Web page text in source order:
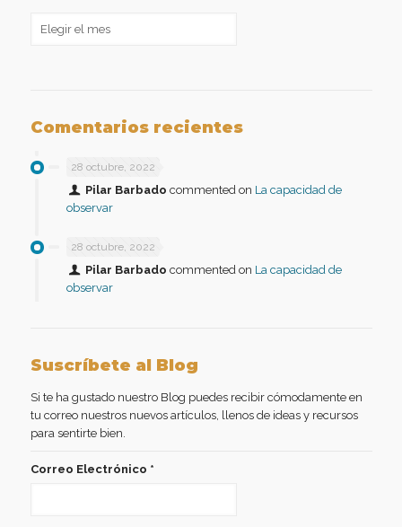
Comentarios recientes
28 octubre, 2022
Pilar Barbado commented on La capacidad de
observar
28 octubre, 2022
Pilar Barbado commented on La capacidad de
observar
Suscríbete al Blog
Si te ha gustado nuestro Blog puedes recibir cómodamente en
tu correo nuestros nuevos artículos, llenos de ideas y recursos
para sentirte bien.
Correo Electrónico *